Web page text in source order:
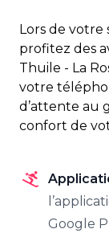
Lors de votre
profitez des
Thuile - La
votre
d’attente au
confort de
Google